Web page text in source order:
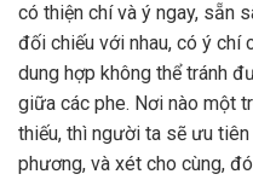
có thiện chí và ý ngay, sẵn
đối chiếu với nhau, có ý chí
dung hợp không thể tránh
giữa các phe. Nơi nào một
thiếu, thì người ta sẽ ưu
phương, và xét cho cùng,